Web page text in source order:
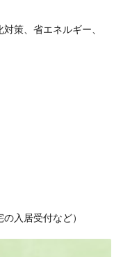
策、省エネルギー、
入居受付など）